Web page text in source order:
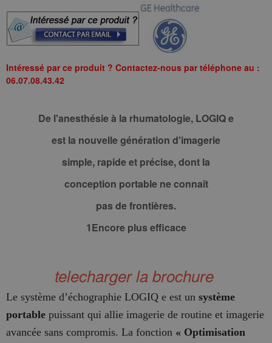
Intéressé par ce produit ? Contactez-nous par téléphone au :
06.07.08.43.42
De l'anesthésie à la rhumatologie, LOGIQ e
est la nouvelle génération d'imagerie
simple, rapide et précise, dont la
conception portable ne connaît
pas de frontières.
1Encore plus efficace
telecharger la brochure
Le système d’échographie LOGIQ e est un système
portable puissant qui allie imagerie de routine et imagerie
avancée sans compromis. La fonction « Optimisation